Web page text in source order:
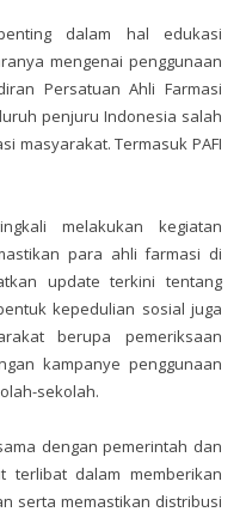
dalam hal edukasi
mengenai penggunaan
Persatuan Ahli Farmasi
penjuru Indonesia salah
masyarakat. Termasuk PAFI
melakukan kegiatan
para ahli farmasi di
update terkini tentang
kepedulian sosial juga
berupa pemeriksaan
kampanye penggunaan
sekolah.
dengan pemerintah dan
terlibat dalam memberikan
serta memastikan distribusi